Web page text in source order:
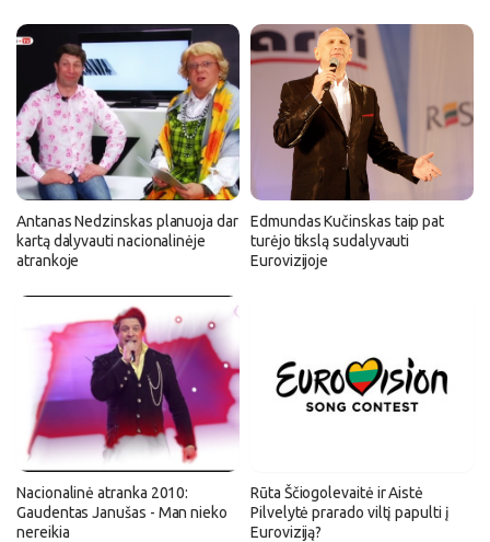
Antanas Nedzinskas planuoja dar
kartą dalyvauti nacionalinėje
atrankoje
Edmundas Kučinskas taip pat
turėjo tikslą sudalyvauti
Eurovizijoje
Nacionalinė atranka 2010:
Gaudentas Janušas - Man nieko
nereikia
Rūta Ščiogolevaitė ir Aistė
Pilvelytė prarado viltį papulti į
Euroviziją?